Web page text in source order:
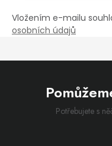
Vložením e-mailu
osobních údajů
Potřebujete s